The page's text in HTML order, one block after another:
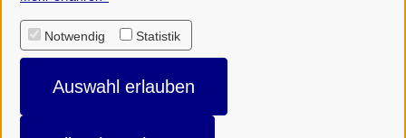
Notwendig Statistik
Auswahl erlauben
Alle Rechte vorbehalten